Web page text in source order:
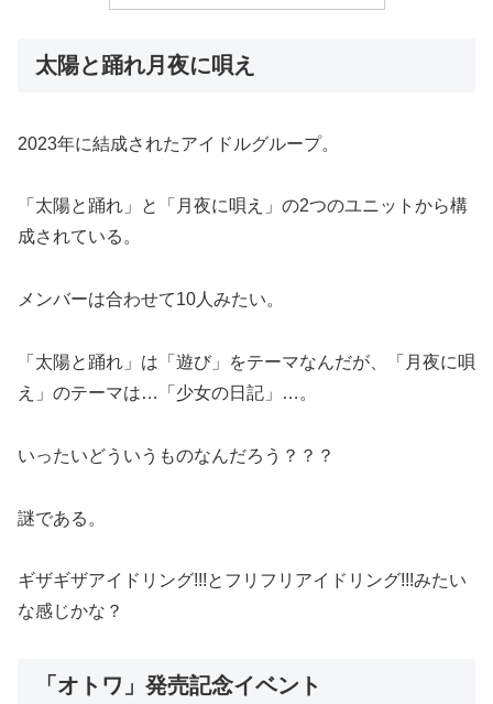
太陽と踊れ月夜に唄え
2023年に結成されたアイドルグループ。
「太陽と踊れ」と「月夜に唄え」の2つのユニットから構
成されている。
メンバーは合わせて10人みたい。
「太陽と踊れ」は「遊び」をテーマなんだが、「月夜に唄
え」のテーマは…「少女の日記」…。
いったいどういうものなんだろう？？？
謎である。
ギザギザアイドリング!!!とフリフリアイドリング!!!みたい
な感じかな？
「オトワ」発売記念イベント